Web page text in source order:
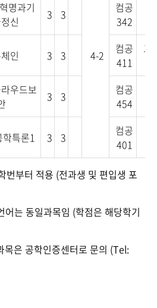
4-2
명과기
신
3 3
컴공
342
인 3 3
컴공
411
그
우드보
3 3
컴공
454
학특론1 3 3
컴공
401
번부터 적용 (전과생 및 편입생 포
어는 동일과목임 (학점은 해당학기
목은 공학인증센터로 문의 (Tel: